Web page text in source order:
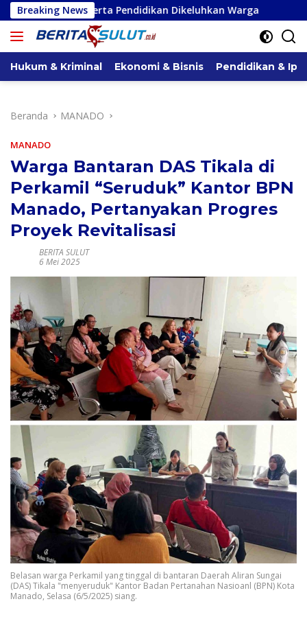
Langsung
ke
konten
Breaking News
Pendidikan Dikeluhkan Warga Serap Aspirasi di
Hukum & Kriminal Ekonomi & Bisnis Pendidikan &
Beranda MANADO
MANADO
Warga Bantaran DAS Tikala di
Perkamil “Seruduk” Kantor BPN
Manado, Pertanyakan Progres
Proyek Revitalisasi
BERITA SULUT
6 Mei 2025
Belasan warga Perkamil yang tinggal di bantaran Daerah Aliran Sungai
(DAS) Tikala "menyeruduk" Kantor Badan Pertanahan Nasioanl (BPN) Kota
Manado, Selasa (6/5/2025) siang.